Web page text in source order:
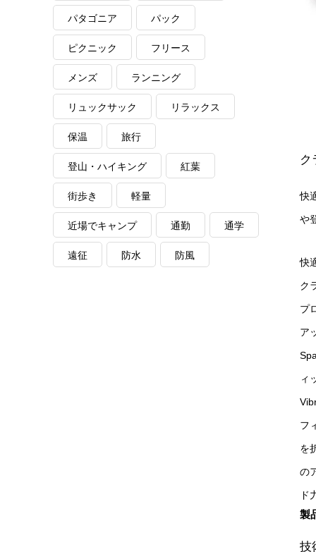
ク
快
や
快
ク
プ
ア
ィ
フ
を
の
ド
製
技
パタゴニア パック
ピクニック フリース
メンズ ランニング
リュックサック リラックス
保温 旅行
登山・ハイキング 紅葉
街歩き 軽量
近場でキャンプ 通勤 通学
遠征 防水 防風